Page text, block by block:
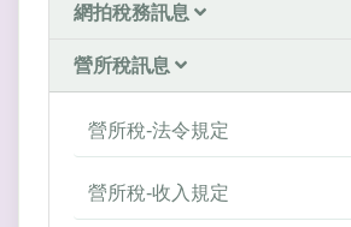
網拍稅務訊息
營所稅訊息
營所稅-法令規定
營所稅-收入規定